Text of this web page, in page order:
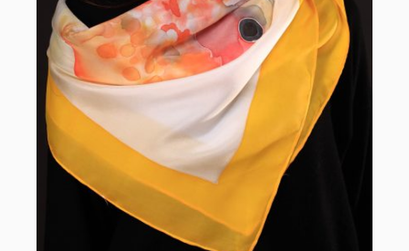
CARRITO
AÑADIR AL CARRITO / DETALLES